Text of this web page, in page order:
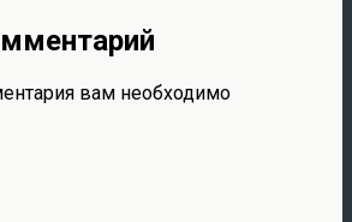
вам необходимо